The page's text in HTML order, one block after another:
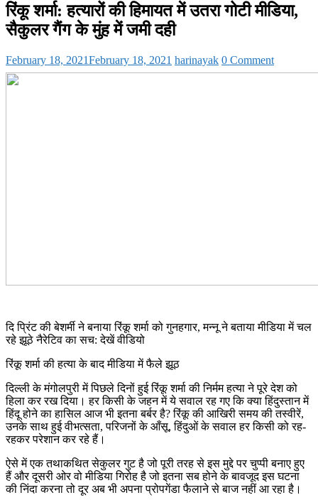
रिंकू शर्मा: हत्यारों की हिमायत में उतरा गोटी मीडिया,
सैकुलर गैंग के मुंह में जमी दही
February 18, 2021February 18, 2021 harinayak 0 Comment
दि प्रिंट की बेशर्मी ने बनाया रिंकू शर्मा को गुनहगार, मन्नू ने बताया मीडिया में चल
रहे झूठे नैरेटिव का सच: देखें वीडियो
रिंकू शर्मा की हत्या के बाद मीडिया में फैले झूठ
दिल्ली के मंगोलपुरी में पिछले दिनों हुई रिंकू शर्मा की निर्मम हत्या ने पूरे देश को
हिला कर रख दिया। हर किसी के जहन में ये सवाल रह गए कि क्या हिंदुस्तान में
हिंदू होने का हासिल आज भी इतना बर्बर है? रिंकू की आखिरी समय की तस्वीरें,
उनके साथ हुई वीभत्सता, परिजनों के आँसू, हिंदुओं के सवाल हर किसी को रह-
रहकर परेशान कर रहे हैं।
ऐसे में एक तथाकथित सेकुलर गुट है जो पूरी तरह से इस मुद्दे पर चुप्पी बनाए हुए
हैं और दूसरी ओर वो मीडिया गिरोह है जो इतना सब होने के बावजूद इस घटना
की निंदा करना तो दूर अब भी अपना प्रोपगेंडा फैलाने से बाज नहीं आ रहा है।